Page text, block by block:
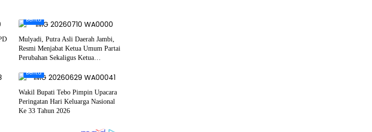
Berita
Mulyadi, Putra Asli Daerah Jambi,
Resmi Menjabat Ketua Umum Partai
Perubahan Sekaligus Ketua
di Malaysia
Berita
Wakil Bupati Tebo Pimpin Upacara
Peringatan Hari Keluarga Nasional
Ke 33 Tahun 2026